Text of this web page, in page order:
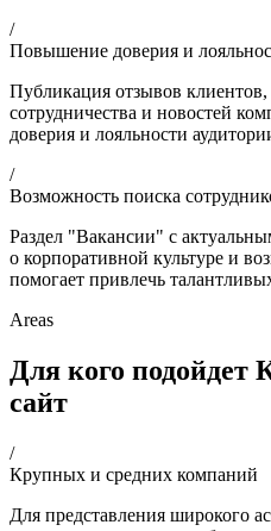
/
Повышение доверия и
Публикация отзывов
сотрудничества и новостей
доверия и лояльности
/
Возможность поиска
Раздел "Вакансии" с
о корпоративной культуре и
помогает привлечь
Areas
Для кого подойдет
сайт
/
Крупных и средних компаний
Для представления широкого